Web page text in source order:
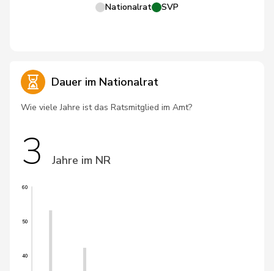
Nationalrat SVP
Dauer im Nationalrat
Wie viele Jahre ist das Ratsmitglied im Amt?
3 Jahre im NR
40
50
60